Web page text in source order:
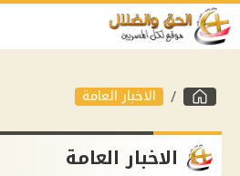
الاخبار العامة
الاخبار العامة